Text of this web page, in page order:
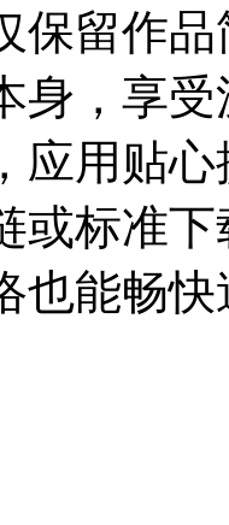
保留作
身，享
应用贴
或标准
也能畅快